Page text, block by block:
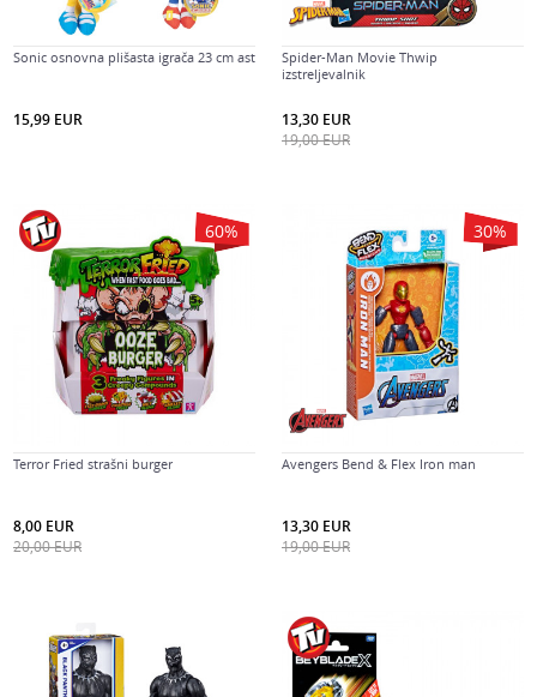
Sonic osnovna plišasta igrača 23 cm ast
15,99 EUR
Spider-Man Movie Thwip
izstreljevalnik
13,30 EUR
19,00EUR
60%
Terror Fried strašni burger
8,00 EUR
20,00EUR
30%
Avengers Bend & Flex Iron man
13,30 EUR
19,00EUR